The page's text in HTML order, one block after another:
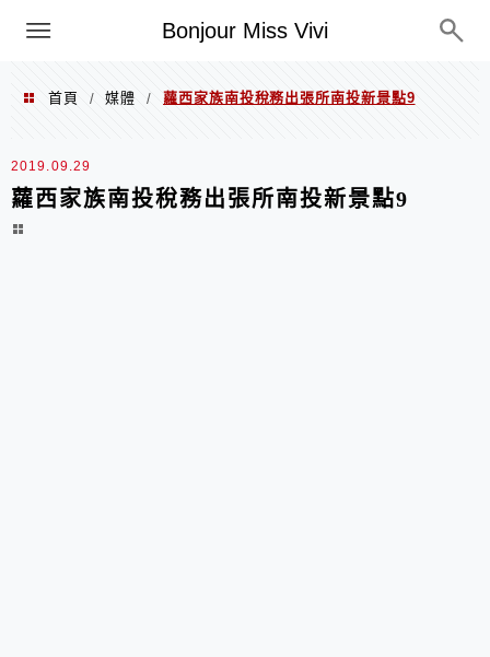
Bonjour Miss Vivi
選單
首頁 / 媒體 / 蘿西家族南投稅務出張所南投新景點9
2019.09.29
蘿西家族南投稅務出張所南投新景點9